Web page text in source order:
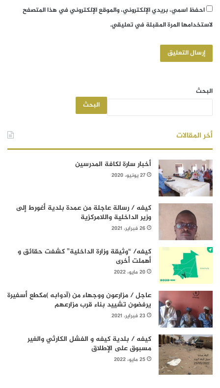
احفظ اسمي، بريدي الإلكتروني، والموقع الإلكتروني في هذا المتصفح
لاستخدامها المرة المقبلة في تعليقي.
البحث
البحث
أخر المقالات
أخبار سارة لكافة المدرسين
27 يونيو، 2020
كيفه / رسالة عاجلة من عمدة بلدية أغورط إلى
وزير الداخلية واللامركزية
26 فبراير، 2021
كيفه/ “وثيقة وزارة الداخلية” كشفت حقائق و
أهملت أخرى
20 مايو، 2022
عاجل / مزارعون ووجهاء من (آدوابه )مكطع أسفيرة
يرفضون تشييد بناء قرب مزارعهم
23 فبراير، 2021
كيفه / بلدية كيفه و الفشل الكارثي والغير
مسبوق على الإطلاق
25 مايو، 2022